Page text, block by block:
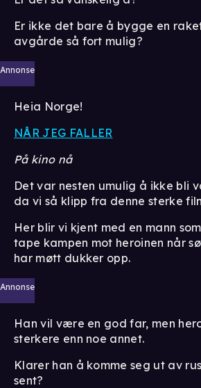
Er ikke det bare å bygge en
avgårde så fort mulig?
Annonse
Heia Norge!
NÅR JEG FALLER
På kino nå
Det var nesten umulig å ikke bli
da vi så klipp fra denne sterke
Her blir vi kjent med en mann
tape kampen mot heroinen når
har møtt dukker opp.
Annonse
Han vil være en god far, men
sterkere enn noe annet.
Klarer han å komme seg ut av
sent?